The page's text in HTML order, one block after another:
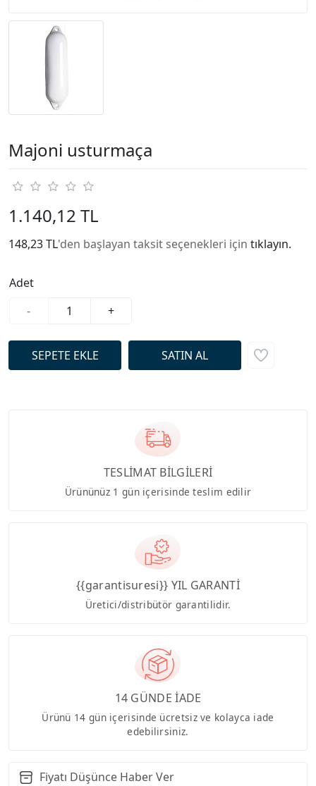
Majoni usturmaça
1.140,12 TL
148,23 TL'den başlayan taksit seçenekleri için tıklayın.
Adet
-
+
TESLİMAT BİLGİLERİ
Ürününüz 1 gün içerisinde teslim edilir
{{garantisuresi}} YIL GARANTİ
Üretici/distribütör garantilidir.
14 GÜNDE İADE
Ürünü 14 gün içerisinde ücretsiz ve kolayca iade
edebilirsiniz.
Fiyatı Düşünce Haber Ver